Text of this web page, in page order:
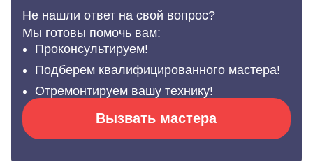
Не нашли ответ на свой вопрос?
Мы готовы помочь вам:
Проконсультируем!
Подберем квалифицированного мастера!
Отремонтируем вашу технику!
Вызвать мастера